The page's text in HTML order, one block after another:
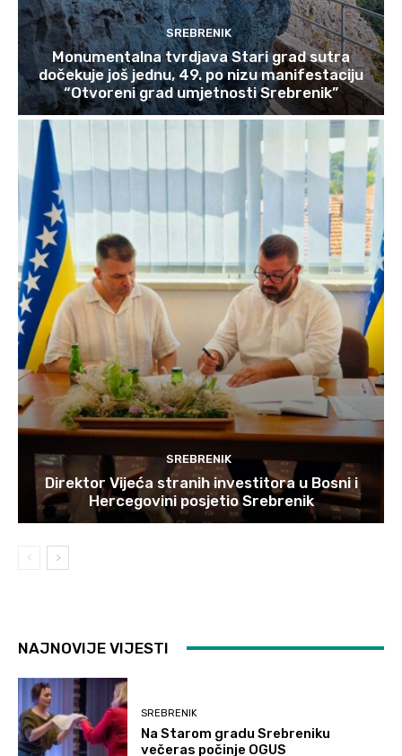
SREBRENIK
Monumentalna tvrdjava Stari grad sutra
dočekuje još jednu, 49. po nizu manifestaciju
“Otvoreni grad umjetnosti Srebrenik”
SREBRENIK
Direktor Vijeća stranih investitora u Bosni i
Hercegovini posjetio Srebrenik
NAJNOVIJE VIJESTI
SREBRENIK
Na Starom gradu Srebreniku
večeras počinje OGUS